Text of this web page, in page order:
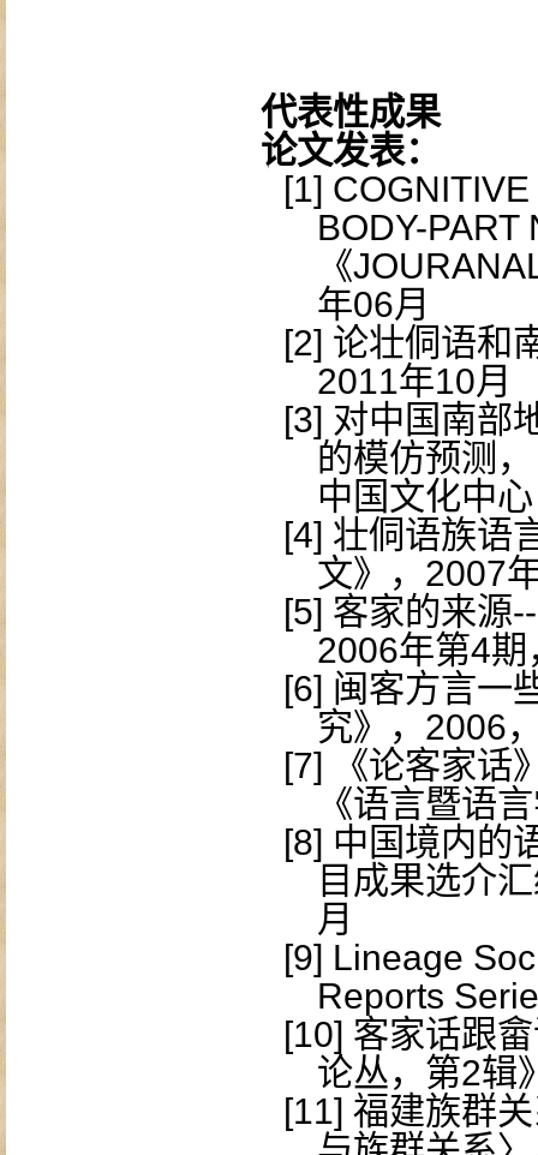
代表性成果
论文发表：
[1]
BODY-PART
《
年06月
[2] 论壮侗语和
2011年10月
[3] 对中国南部
的模仿预测
中国文化中
[4] 壮侗语族语
文》， 2007
[5] 客家的来源
2006年第4期
[6] 闽客方言一
究》， 2006
[7]
《论客家
《语言暨语
[8] 中国境内的
目成果选介
月
[9] Lineage
Reports
[10] 客家话跟
论丛，第2辑
[11] 福建族群